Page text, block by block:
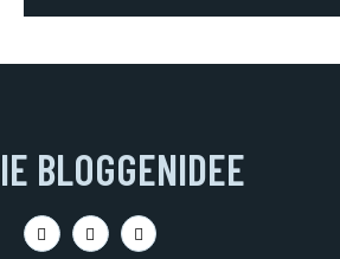
BLOGGENIDEE